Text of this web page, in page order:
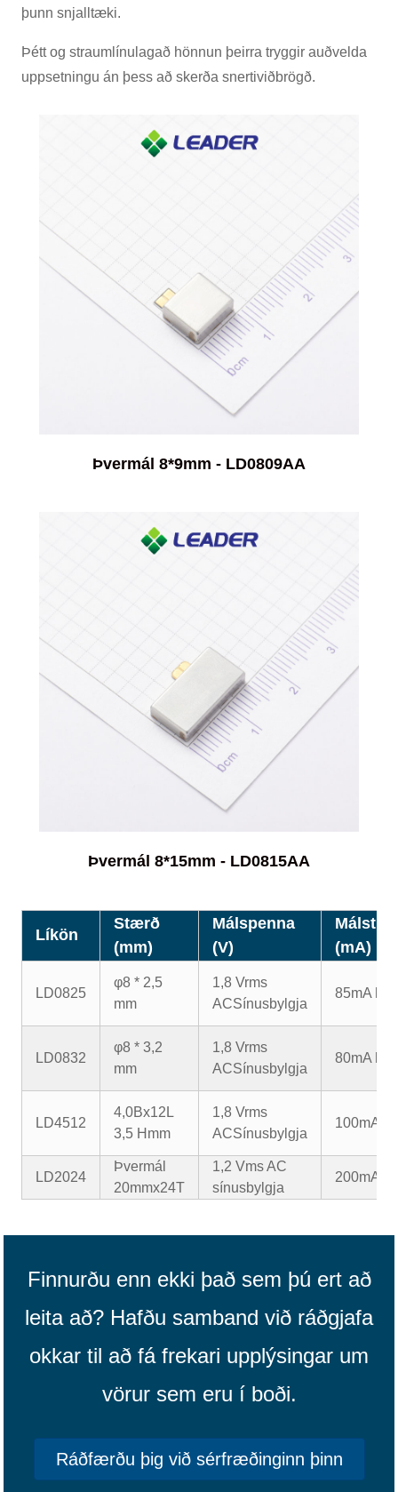
þunn snjalltæki.
Þétt og straumlínulagað hönnun þeirra tryggir auðvelda
uppsetningu án þess að skerða snertiviðbrögð.
Þvermál 8*9mm - LD0809AA
Þvermál 8*15mm - LD0815AA
Líkön
Stærð
(mm)
Málspenna
(V)
(mA)
LD0825
φ8 * 2,5
mm
1,8 Vrms
ACSínusbylgja
85mA
LD0832
φ8 * 3,2
mm
1,8 Vrms
ACSínusbylgja
80mA
LD4512
4,0Bx12L
3,5 Hmm
1,8 Vrms
ACSínusbylgja
100mA
LD2024
Þvermál
20mmx24T
1,2 Vms AC
sínusbylgja
200mA
Finnurðu enn ekki það sem þú ert að
leita að? Hafðu samband við ráðgjafa
okkar til að fá frekari upplýsingar um
vörur sem eru í boði.
Ráðfærðu þig við sérfræðinginn þinn